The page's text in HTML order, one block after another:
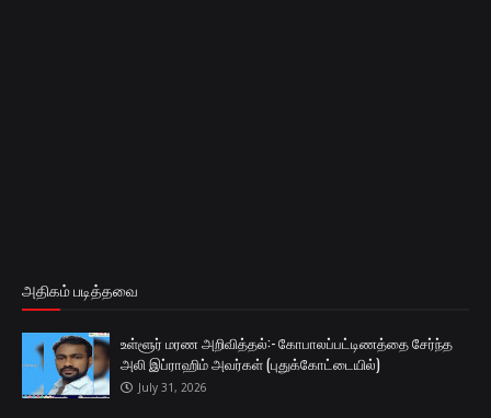
அதிகம் படித்தவை
உள்ளூர் மரண அறிவித்தல்:- கோபாலப்பட்டிணத்தை சேர்ந்த
அலி இப்ராஹிம் அவர்கள் (புதுக்கோட்டையில்)
July 31, 2026